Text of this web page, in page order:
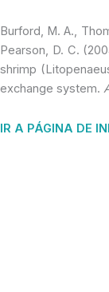
Burford, M. A.,
Pearson, D. C.
shrimp
exchange system.
IR A PÁGINA DE